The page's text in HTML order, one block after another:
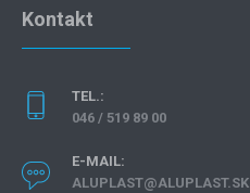
Kontakt
TEL.:
046 / 519 89 00
E-MAIL:
ALUPLAST@ALUPLAST.SK